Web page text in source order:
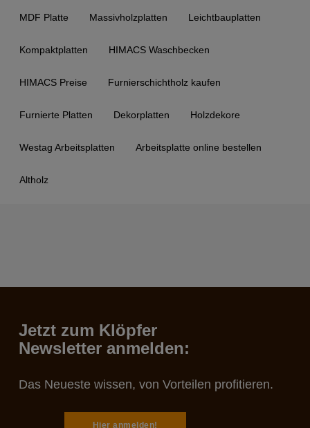
MDF Platte Massivholzplatten Leichtbauplatten
Kompaktplatten HIMACS Waschbecken
HIMACS Preise Furnierschichtholz kaufen
Furnierte Platten Dekorplatten Holzdekore
Westag Arbeitsplatten Arbeitsplatte online bestellen
Altholz
Jetzt zum Klöpfer
Newsletter anmelden:
Das Neueste wissen, von Vorteilen profitieren.
Hier anmelden!